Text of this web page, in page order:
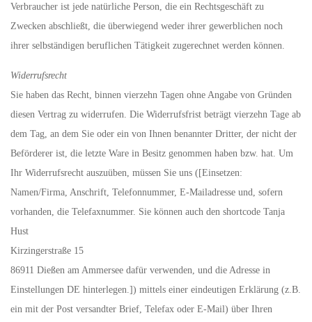
Verbraucher ist jede natürliche Person, die ein Rechtsgeschäft zu
Zwecken abschließt, die überwiegend weder ihrer gewerblichen noch
ihrer selbständigen beruflichen Tätigkeit zugerechnet werden können.
Widerrufsrecht
Sie haben das Recht, binnen vierzehn Tagen ohne Angabe von Gründen
diesen Vertrag zu widerrufen. Die Widerrufsfrist beträgt vierzehn Tage ab
dem Tag, an dem Sie oder ein von Ihnen benannter Dritter, der nicht der
Beförderer ist, die letzte Ware in Besitz genommen haben bzw. hat. Um
Ihr Widerrufsrecht auszuüben, müssen Sie uns ([Einsetzen:
Namen/Firma, Anschrift, Telefonnummer, E-Mailadresse und, sofern
vorhanden, die Telefaxnummer. Sie können auch den shortcode Tanja
Hust
Kirzingerstraße 15
86911 Dießen am Ammersee dafür verwenden, und die Adresse in
Einstellungen DE hinterlegen.]) mittels einer eindeutigen Erklärung (z.B.
ein mit der Post versandter Brief, Telefax oder E-Mail) über Ihren